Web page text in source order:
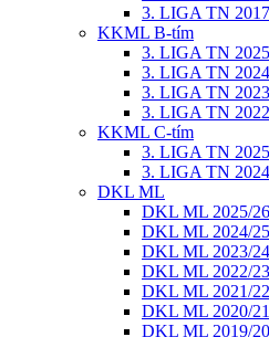
3. LIGA TN
KKML B-tím
3. LIGA TN
3. LIGA TN
3. LIGA TN
3. LIGA TN
KKML C-tím
3. LIGA TN
3. LIGA TN
DKL ML
DKL ML 2025/26
DKL ML 2024/25
DKL ML 2023/24
DKL ML 2022/23
DKL ML 2021/22
DKL ML 2020/21
DKL ML 2019/20